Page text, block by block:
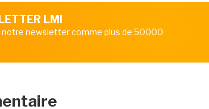
LMI
notre newsletter comme plus de 50000